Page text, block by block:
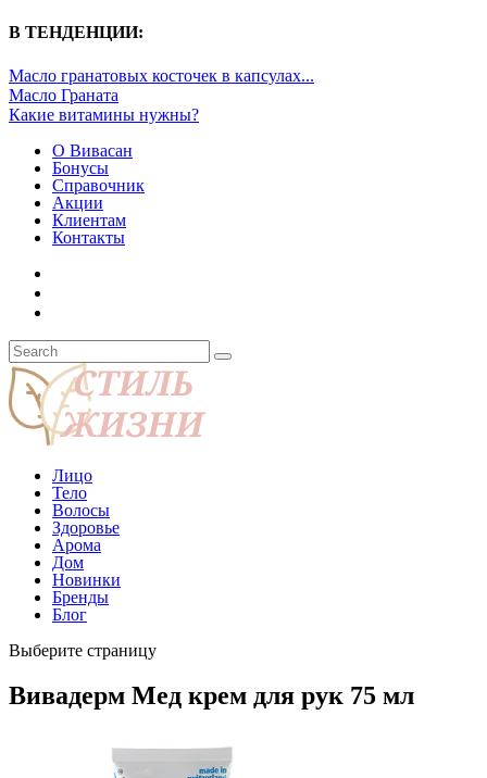
В ТЕНДЕНЦИИ:
Масло гранатовых косточек в капсулах...
Масло Граната
Какие витамины нужны?
О Вивасан
Бонусы
Справочник
Акции
Клиентам
Контакты
Лицо
Тело
Волосы
Здоровье
Арома
Дом
Новинки
Бренды
Блог
Выберите страницу
Вивадерм Мед крем для рук 75 мл